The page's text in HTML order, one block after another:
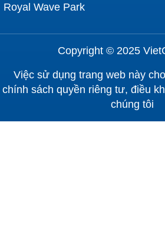
Royal Wave Park
Copyright © 2025
Việc sử dụng trang web này
chính sách quyền riêng tư, điều
chúng tôi